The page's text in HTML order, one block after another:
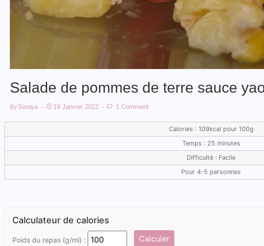
Salade de pommes de terre sauce
By Soraya 19 Janvier 2022 1 Comment
Calories : 109kcal pour 100g
Temps : 25 minutes
Difficulté : Facile
Pour 4-5 personnes
Calculateur de calories
Poids du repas (g/ml) : Calculer